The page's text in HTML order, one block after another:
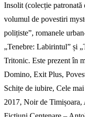
Insolit (colecție
volumul de povestiri
polițiste”, romanele
„Tenebre: Labirintul” și
Tritonic. Este prezent în
Domino, Exit Plus,
Schițe de iubire, Cele
2017, Noir de